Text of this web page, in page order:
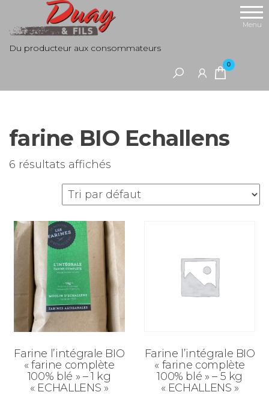
Du producteur aux consommateurs
0
Menu
farine BIO Echallens
6 résultats affichés
Farine l’intégrale BIO
« farine complète
100% blé » – 1 kg
« ECHALLENS »
Farine l’intégrale BIO
« farine complète
100% blé » – 5 kg
« ECHALLENS »